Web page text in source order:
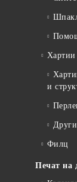
Хартии
и
Други
Филц
Печат на